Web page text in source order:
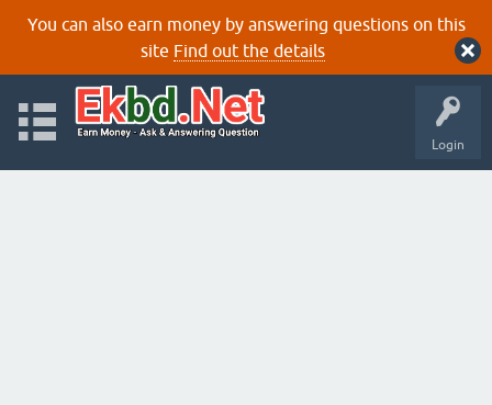
You can also earn money by answering questions on this
site Find out the details
Login